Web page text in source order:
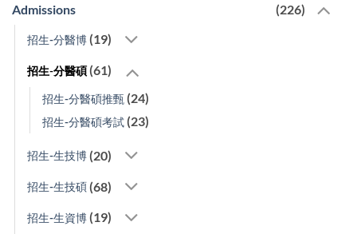
Admissions (226)
招生-分醫博 (19)
招生-分醫碩(61)
招生-分醫碩推甄 (24)
招生-分醫碩考試 (23)
招生-生技博 (20)
招生-生技碩 (68)
招生-生資博 (19)